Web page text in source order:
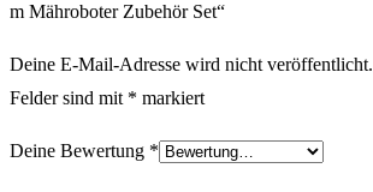
m Mähroboter Zubehör Set“
Deine E-Mail-Adresse wird nicht veröffentlicht.
Felder sind mit * markiert
Deine Bewertung *